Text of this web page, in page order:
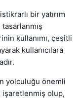
bir yatırım
kullanımı, çeşitli
kullanıcılara
yolculuğu önemli
işaretlenmiş olup,